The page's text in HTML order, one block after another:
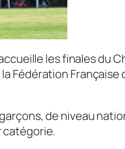
les finales du
Fédération Française
de niveau
catégorie.